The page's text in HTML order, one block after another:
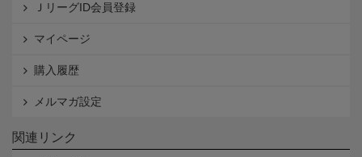
ＪリーグID会員登録
マイページ
購入履歴
メルマガ設定
関連リンク